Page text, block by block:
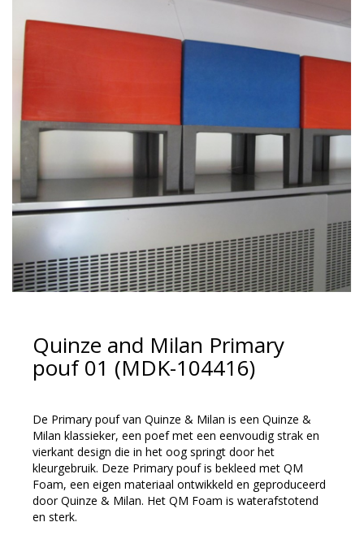
Quinze and Milan Primary
pouf 01 (MDK-104416)
De Primary pouf van Quinze & Milan is een Quinze &
Milan klassieker, een poef met een eenvoudig strak en
vierkant design die in het oog springt door het
kleurgebruik. Deze Primary pouf is bekleed met QM
Foam, een eigen materiaal ontwikkeld en geproduceerd
door Quinze & Milan. Het QM Foam is waterafstotend
en sterk.